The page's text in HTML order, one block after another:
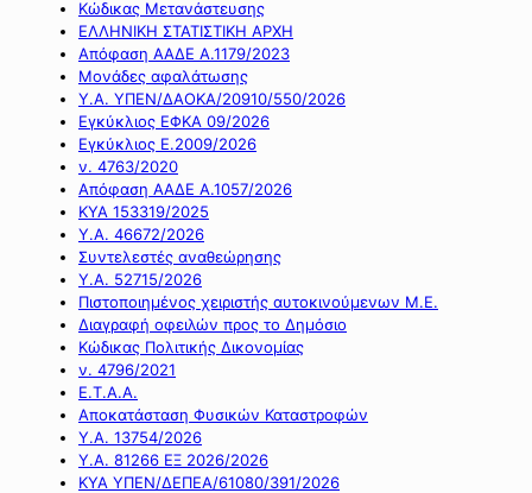
Κώδικας Μετανάστευσης
ΕΛΛΗΝΙΚΗ ΣΤΑΤΙΣΤΙΚΗ ΑΡΧΗ
Απόφαση ΑΑΔΕ Α.1179/2023
Μονάδες αφαλάτωσης
Υ.Α. ΥΠΕΝ/ΔΑΟΚΑ/20910/550/2026
Εγκύκλιος ΕΦΚΑ 09/2026
Εγκύκλιος Ε.2009/2026
ν. 4763/2020
Απόφαση ΑΑΔΕ Α.1057/2026
ΚΥΑ 153319/2025
Υ.Α. 46672/2026
Συντελεστές αναθεώρησης
Υ.Α. 52715/2026
Πιστοποιημένος χειριστής αυτοκινούμενων Μ.Ε.
Διαγραφή οφειλών προς το Δημόσιο
Κώδικας Πολιτικής Δικονομίας
ν. 4796/2021
Ε.Τ.Α.Α.
Αποκατάσταση Φυσικών Καταστροφών
Υ.Α. 13754/2026
Υ.Α. 81266 ΕΞ 2026/2026
ΚΥΑ ΥΠΕΝ/ΔΕΠΕΑ/61080/391/2026